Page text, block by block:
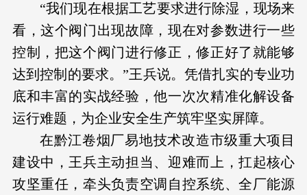
“我们现在根据工艺要求进行除湿，现场来
看，这个阀门出现故障，现在对参数进行一些
控制，把这个阀门进行修正，修正好了就能够
达到控制的要求。”王兵说。凭借扎实的专业功
底和丰富的实战经验，他一次次精准化解设备
运行难题，为企业安全生产筑牢坚实屏障。
在黔江卷烟厂易地技术改造市级重大项目
建设中，王兵主动担当、迎难而上，扛起核心
攻坚重任，牵头负责空调自控系统、全厂能源